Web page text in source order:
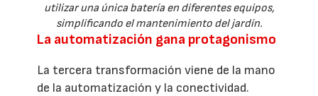
utilizar una única batería en diferentes equipos,
simplificando el mantenimiento del jardín.
La automatización gana protagonismo
La tercera transformación viene de la mano
de la automatización y la conectividad.